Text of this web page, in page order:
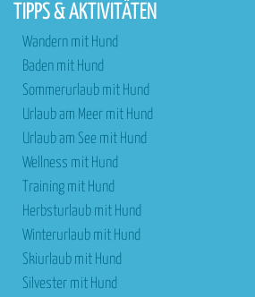
TIPPS & AKTIVITÄTEN
Wandern mit Hund
Baden mit Hund
Sommerurlaub mit Hund
Urlaub am Meer mit Hund
Urlaub am See mit Hund
Wellness mit Hund
Training mit Hund
Herbsturlaub mit Hund
Winterurlaub mit Hund
Skiurlaub mit Hund
Silvester mit Hund